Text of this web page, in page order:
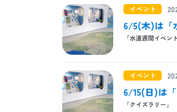
イベント
6/5(木)は「
「水道週間イベ
イベント
6/15(日)は
「クイズラリ